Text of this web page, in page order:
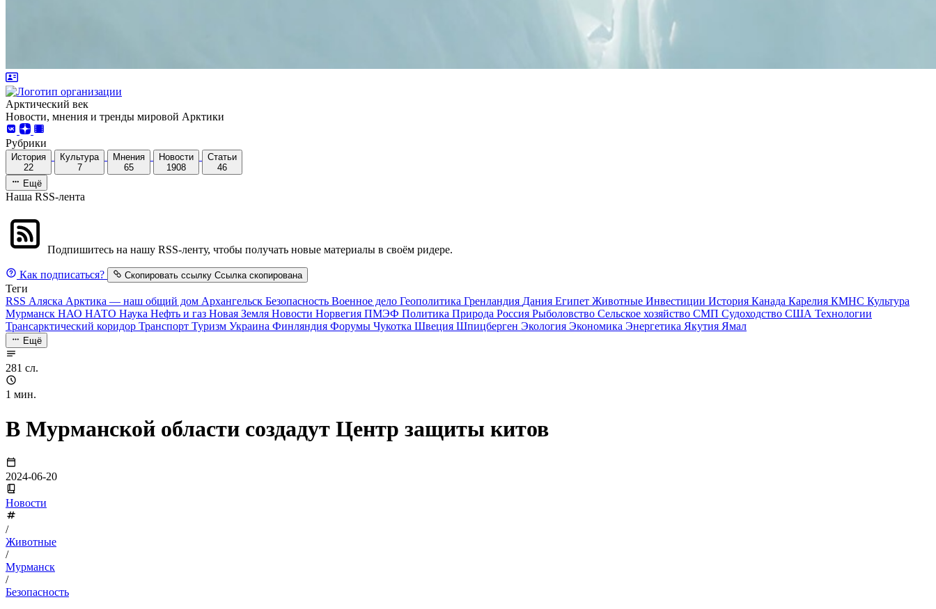
Арктический век
Новости, мнения и тренды мировой Арктики
Рубрики
История
22
Культура
7
Мнения
65
Новости
1908
Статьи
46
Ещё
Наша RSS-лента
Подпишитесь на нашу RSS-ленту, чтобы получать новые материалы в своём ридере.
Как подписаться? Скопировать ссылку Ссылка скопирована
Теги
RSS Аляска Арктика — наш общий дом Архангельск Безопасность Военное дело Геополитика Гренландия Дания Египет Животные Инвестиции История Канада Карелия КМНС Культура
Мурманск НАО НАТО Наука Нефть и газ Новая Земля Новости Норвегия ПМЭФ Политика Природа Россия Рыболовство Сельское хозяйство СМП Судоходство США Технологии
Трансарктический коридор Транспорт Туризм Украина Финляндия Форумы Чукотка Швеция Шпицберген Экология Экономика Энергетика Якутия Ямал
Ещё
281 сл.
1 мин.
В Мурманской области создадут Центр защиты китов
2024-06-20
Новости
/
Животные
/
Мурманск
/
Безопасность